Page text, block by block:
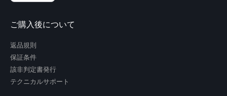
ご購入後について
返品規則
保証条件
該非判定書発行
テクニカルサポート